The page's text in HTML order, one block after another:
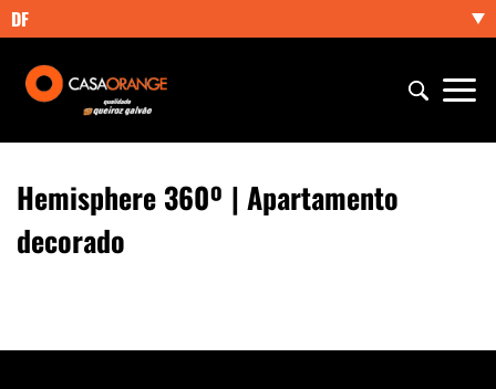
DF
Hemisphere 360º | Apartamento
decorado